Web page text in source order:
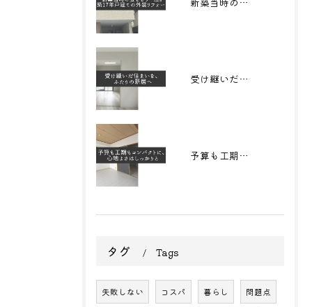
受け継いだ住まいを、 ふたりの新居へ
予算も工期もコンパクトに、心地よさはしっかりと
タグ Tags
失敗しない コスパ 暮らし 問題点